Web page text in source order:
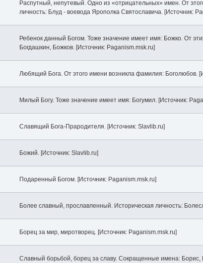
Распутный, непутевый. Одно из «отрицательных» имен. От
личность: Блуд - воевода Ярополка Святославича. [Источник:
Ребенок данный Богом. Тоже значение имеет имя: Божко. От
Богдашкин, Божков. [Источник: Paganism.msk.ru]
Любящий Бога. От этого имени возникла фамилия: Боголюбов.
Милый Богу. Тоже значение имеет имя: Богумил. [Источник:
Славящий Бога-Прародителя. [Источник: Slavlib.ru]
Божий. [Источник: Slavlib.ru]
Подаренный Богом. [Источник: Paganism.msk.ru]
Более славный, прославленный. Историческая личность:
Борец за мир, миротворец. [Источник: Paganism.msk.ru]
Славный борьбой, борец за славу. Сокращенные имена: